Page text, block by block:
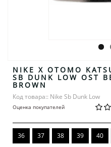
NIKE X OTOMO
SB DUNK LOW OST
BROWN
Код товара:: Nike Sb Dunk Low
Оценка покупателей
36 37 38 39 40